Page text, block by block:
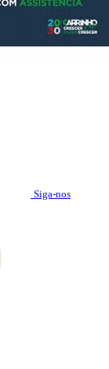
Siga-nos